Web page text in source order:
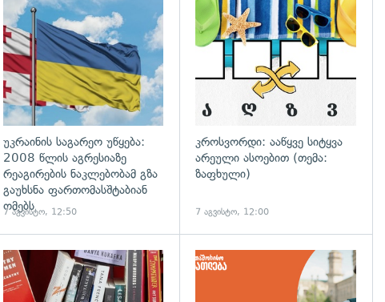
გადახედვა
უკრაინის საგარეო უწყება:
2008 წლის აგრესიაზე
რეაგირების ნაკლებობამ გზა
გაუხსნა ფართომასშტაბიან
ომებს
7 აგვისტო, 12:50
კროსვორდი: ააწყვე სიტყვა
არეული ასოებით (თემა:
ზაფხული)
7 აგვისტო, 12:00
გადახედვა გადახედვა